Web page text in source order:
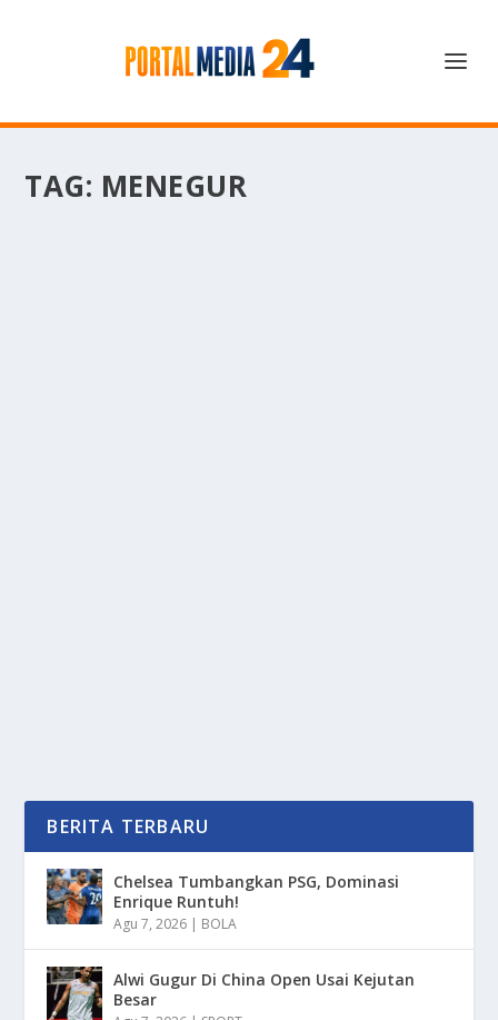
TAG: MENEGUR
BERITA TERBARU
Chelsea Tumbangkan PSG, Dominasi
Enrique Runtuh!
Agu 7, 2026 | BOLA
Alwi Gugur Di China Open Usai Kejutan
Besar